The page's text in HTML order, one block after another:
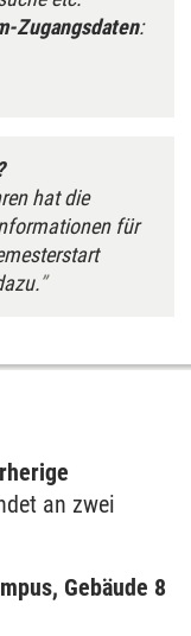
Zugangsdaten:
hat die
für
an zwei
Gebäude 8